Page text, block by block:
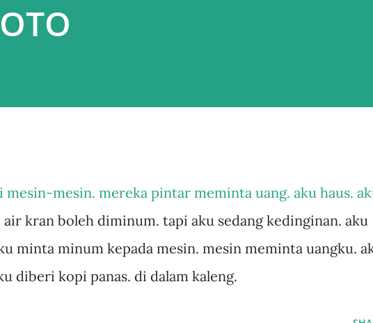
mesin. mereka pintar meminta uang. aku haus.
kran boleh diminum. tapi aku sedang kedinginan. aku
minta minum kepada mesin. mesin meminta uangku.
diberi kopi panas. di dalam kaleng.